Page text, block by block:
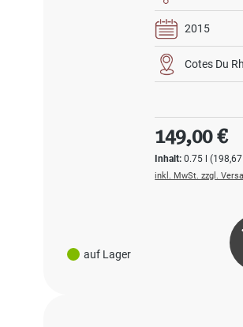
auf Lager
2015
Cotes Du
Inhalt:0.75 l
Regulärer
149,00 €
inkl. MwSt. zzgl.